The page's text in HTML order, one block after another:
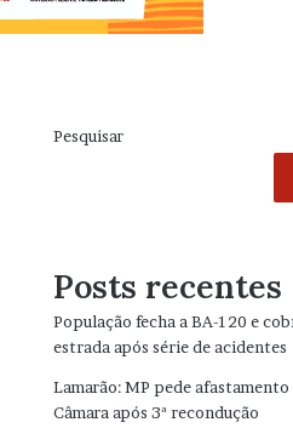
Pesquisar
Posts recentes
População fecha a BA-120 e
estrada após série de acidentes
Lamarão: MP pede
Câmara após 3ª recondução